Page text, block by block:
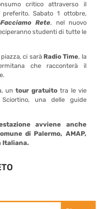
critico attraverso il
Sabato 1 ottobre,
Facciamo Rete, nel nuovo
studenti di tutte le
ci sarà Radio Time, la
che racconterà il
un tour gratuito tra le vie
una delle guide
avviene anche
di Palermo, AMAP,
Italiana.